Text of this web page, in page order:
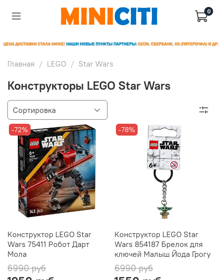
0
Главная LEGO Star Wars
Конструкторы LEGO Star Wars
-72%
Конструктор LEGO Star
Wars 75411 Робот Дарт
Мола
6990 руб
-78%
Конструктор LEGO Star
Wars 854187 Брелок для
ключей Малыш Йода Грогу
6990 руб